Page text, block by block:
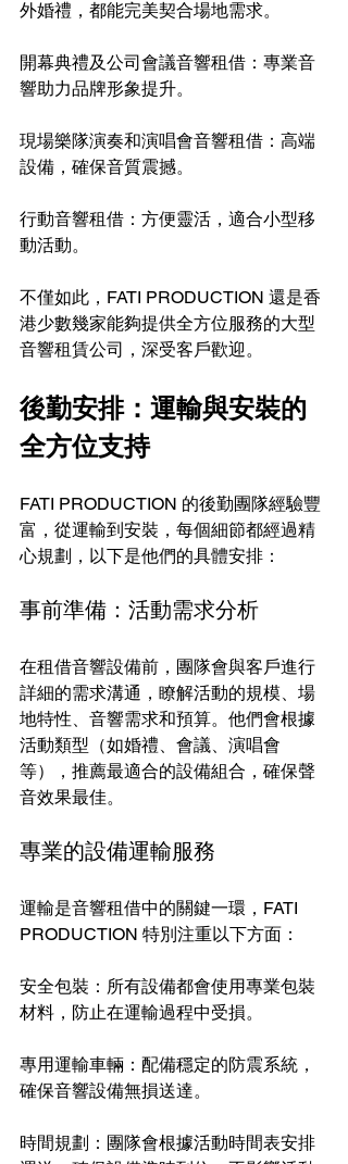
外婚禮，都能完美契合場地需求。
開幕典禮及公司會議音響租借：專業音
響助力品牌形象提升。
現場樂隊演奏和演唱會音響租借：高端
設備，確保音質震撼。
行動音響租借：方便靈活，適合小型移
動活動。
不僅如此，FATI PRODUCTION 還是香
港少數幾家能夠提供全方位服務的大型
音響租賃公司，深受客戶歡迎。
後勤安排：運輸與安裝的
全方位支持
FATI PRODUCTION 的後勤團隊經驗豐
富，從運輸到安裝，每個細節都經過精
心規劃，以下是他們的具體安排：
事前準備：活動需求分析
在租借音響設備前，團隊會與客戶進行
詳細的需求溝通，瞭解活動的規模、場
地特性、音響需求和預算。他們會根據
活動類型（如婚禮、會議、演唱會
等），推薦最適合的設備組合，確保聲
音效果最佳。
專業的設備運輸服務
運輸是音響租借中的關鍵一環，FATI
PRODUCTION 特別注重以下方面：
安全包裝：所有設備都會使用專業包裝
材料，防止在運輸過程中受損。
專用運輸車輛：配備穩定的防震系統，
確保音響設備無損送達。
時間規劃：團隊會根據活動時間表安排